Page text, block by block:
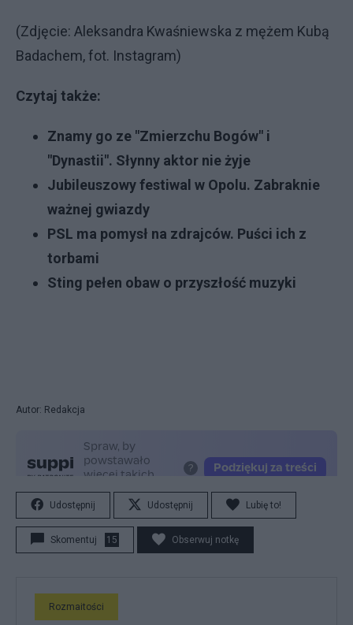
(Zdjęcie: Aleksandra Kwaśniewska z mężem Kubą
Badachem, fot. Instagram)
Czytaj także:
Znamy go ze "Zmierzchu Bogów" i
"Dynastii". Słynny aktor nie żyje
Jubileuszowy festiwal w Opolu. Zabraknie
ważnej gwiazdy
PSL ma pomysł na zdrajców. Puści ich z
torbami
Sting pełen obaw o przyszłość muzyki
Autor: Redakcja
Udostępnij Udostępnij Lubię to!
Skomentuj 15 Obserwuj notkę
Rozmaitości